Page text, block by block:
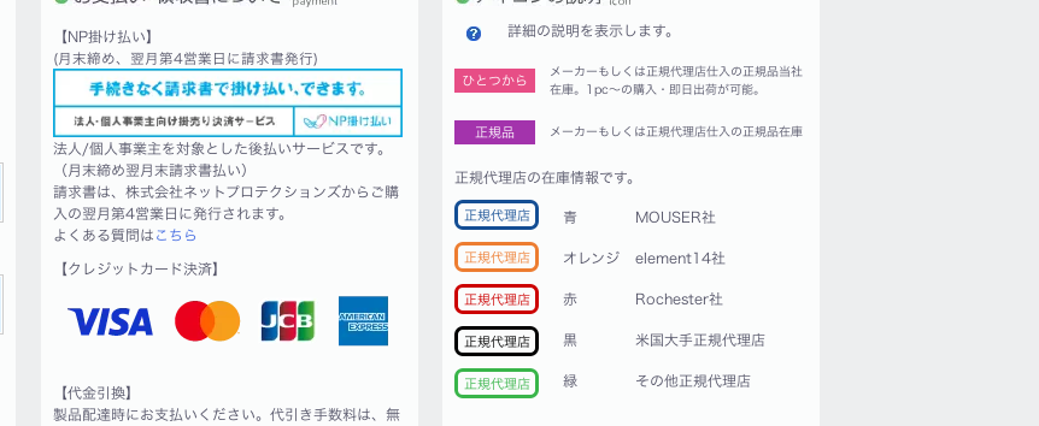
【NP掛け払い】
(月末締め、翌月第4営業日に請求書発行)
法人/個人事業主を対象とした後払いサービスです。
（月末締め翌月末請求書払い）
請求書は、株式会社ネットプロテクションズからご購
入の翌月第4営業日に発行されます。
よくある質問は こちら
【クレジットカード決済】
【代金引換】
製品配達時にお支払いください。代引き手数料は、無
詳細の説明を表示します。
ひとつから
メーカーもしくは正規代理店仕入の正規品当社
在庫。1pc〜の購入・即日出荷が可能。
正規品 メーカーもしくは正規代理店仕入の正規品在庫
正規代理店の在庫情報です。
正規代理店
正規代理店
正規代理店
正規代理店
正規代理店
青 MOUSER社
オレンジ element14社
赤 Rochester社
黒 米国大手正規代理店
緑 その他正規代理店